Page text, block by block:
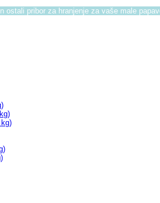
ostali pribor za hranjenje za vaše male